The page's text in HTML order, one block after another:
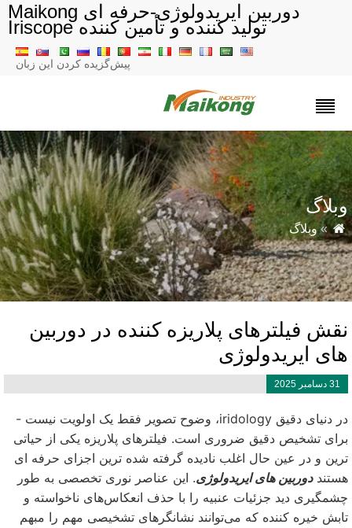
دوربین ایریدولوژی-حرفه ای Maikong
تولید کننده و تأمین کننده Iriscope
پیش‌گزیده کردن این زبان
»وبلاگ
فیلترهای پلاریزه کننده در دوربین
ایریدولوژی
31 دسامبر 2025
در دنیای دقیق iridology، وضوح تصویر فقط یک اولویت نیست -
تشخیص دقیق ضروری است. فیلترهای پلاریزه یکی از حیاتی
و در عین حال اغلب نادیده گرفته شده ترین اجزای حرفه ای
دوربین های ایریدولوژی. این عناصر نوری تخصصی به طور
دید جزئیات عنبیه را با حذف انعکاس‌های ناخواسته و
خیره کننده که می‌توانند نشانگرهای تشخیصی مهم را مبهم